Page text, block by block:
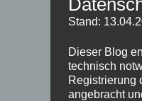
Stand:
Dieser Blog
technisch
Registrierung
angebracht